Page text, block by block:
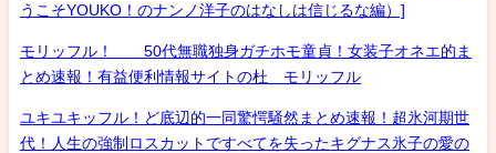
うこそYOUKO！のナンノ洋子のはなしは信じるな編）]
モリッフル！ 50代無職独身ガチホモ童貞！女装子オネエ的ま
とめ速報！有益便利情報サイトの杜 モリッフル
ユキユキッフル！ど底辺的一同驚愕騒然まとめ速報！超氷河期世
代！人生の強制ロスカットですべてを失ったキグナス氷子の愛の